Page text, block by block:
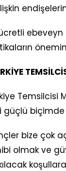
ebeveyn
güçlü
bize çok
olmak ve